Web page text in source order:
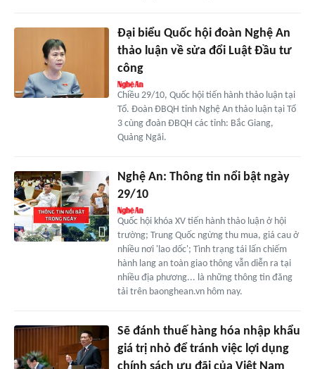
Đại biểu Quốc hội đoàn Nghệ An
thảo luận về sửa đổi Luật Đầu tư
công
Chiều 29/10, Quốc hội tiến hành thảo luận tại
Tổ. Đoàn ĐBQH tỉnh Nghệ An thảo luận tại Tổ
3 cùng đoàn ĐBQH các tỉnh: Bắc Giang,
Quảng Ngãi.
Nghệ An: Thông tin nổi bật ngày
29/10
Quốc hội khóa XV tiến hành thảo luận ở hội
trường; Trung Quốc ngừng thu mua, giá cau ở
nhiều nơi 'lao dốc'; Tình trạng tái lấn chiếm
hành lang an toàn giao thông vẫn diễn ra tại
nhiều địa phương... là những thông tin đăng
tải trên baonghean.vn hôm nay.
Sẽ đánh thuế hàng hóa nhập khẩu
giá trị nhỏ để tránh việc lợi dụng
chính sách ưu đãi của Việt Nam